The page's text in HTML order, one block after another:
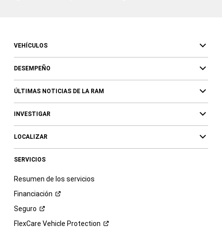
VEHÍCULOS
DESEMPEÑO
ÚLTIMAS NOTICIAS DE LA RAM
INVESTIGAR
LOCALIZAR
SERVICIOS
Resumen de los servicios
Financiación
Seguro
FlexCare Vehicle Protection